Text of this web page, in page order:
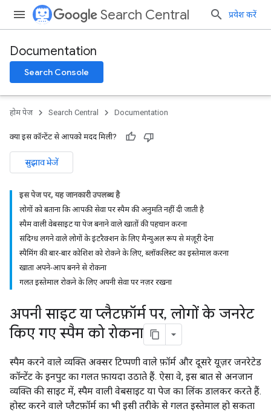
Search Central प्रवेश करें
Documentation
Search Console
होम पेज Search Central Documentation
क्या इस कॉन्टेंट से आपको मदद मिली?
सुझाव भेजें
इस पेज पर, यह जानकारी उपलब्ध है
लोगों को बताना कि आपकी सेवा पर स्पैम की अनुमति नहीं दी जाती है
स्पैम वाली वेबसाइट या पेज बनाने वाले खातों की पहचान करना
संदिग्ध लगने वाले लोगों के इंटरैक्शन के लिए मैन्युअल रूप से मंज़ूरी देना
स्पैमिंग की बार-बार कोशिश को रोकने के लिए, ब्लॉकलिस्ट का इस्तेमाल करना
खाता अपने-आप बनने से रोकना
गलत इस्तेमाल रोकने के लिए अपनी सेवा पर नज़र रखना
अपनी साइट या प्लैटफ़ॉर्म पर, लोगों के जनरेट
किए गए स्पैम को रोकना
स्पैम करने वाले व्यक्ति अक्सर टिप्पणी वाले फ़ॉर्म और दूसरे यूज़र जनरेटेड
कॉन्टेंट के इनपुट का गलत फ़ायदा उठाते हैं. ऐसा वे, इस बात से अनजान
व्यक्ति की साइट में, स्पैम वाली वेबसाइट या पेज का लिंक डालकर करते हैं.
होस्ट करने वाले प्लैटफ़ॉर्म का भी इसी तरीके से गलत इस्तेमाल हो सकता